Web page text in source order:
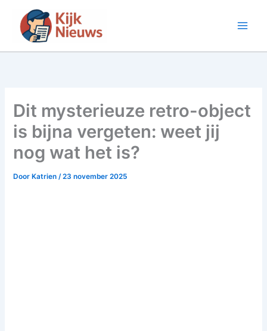
inhoud
Dit mysterieuze retro-object
is bijna vergeten: weet jij
nog wat het is?
Door Katrien/23 november 2025